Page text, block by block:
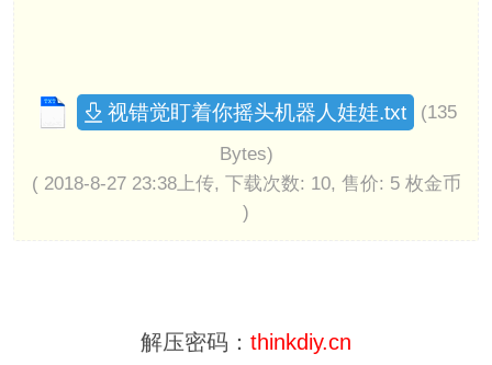
视错觉盯着你摇头机器人娃娃.txt
(135
Bytes)
( 2018-8-27 23:38上传, 下载次数: 10, 售价: 5 枚金币
)
解压密码： thinkdiy.cn